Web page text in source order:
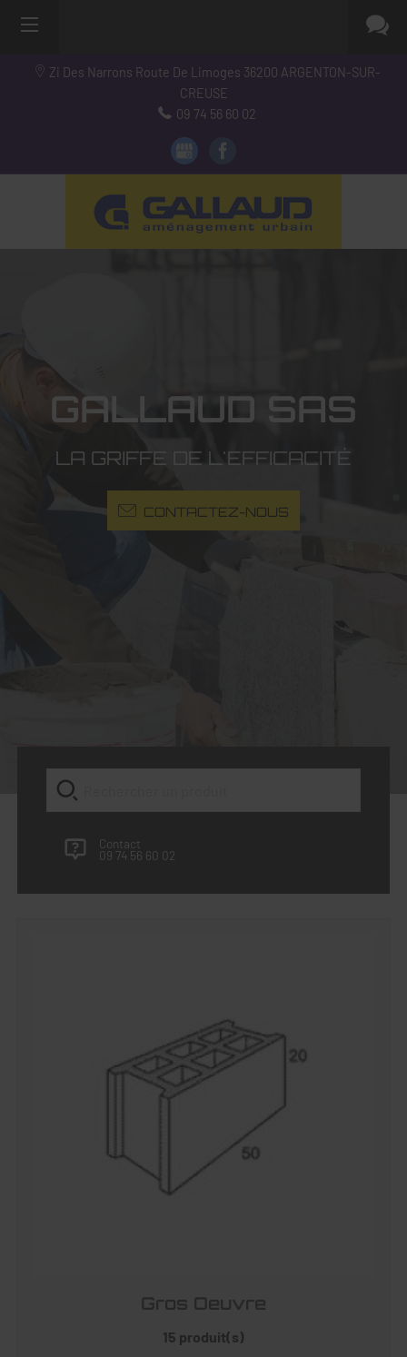
Zi Des Narrons Route De Limoges 36200 ARGENTON-SUR-
CREUSE
09 74 56 60 02
GALLAUD SAS
LA GRIFFE DE L'EFFICACITÉ
CONTACTEZ-NOUS
Contact
09 74 56 60 02
Gros Oeuvre
15 produit(s)